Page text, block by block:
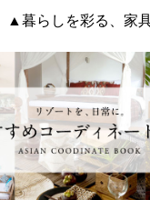
▲暮らしを彩る、家